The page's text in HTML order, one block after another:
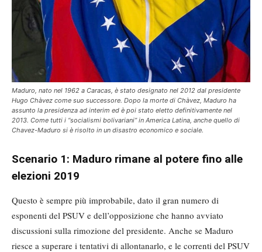
Maduro, nato nel 1962 a Caracas, è stato designato nel 2012 dal presidente
Hugo Chàvez come suo successore. Dopo la morte di Chàvez, Maduro ha
assunto la presidenza ad interim ed è poi stato eletto definitivamente nel
2013. Come tutti i “socialismi bolivariani” in America Latina, anche quello di
Chavez-Maduro si è risolto in un disastro economico e sociale.
Scenario 1: Maduro rimane al potere fino alle
elezioni 2019
Questo è sempre più improbabile, dato il gran numero di
esponenti del PSUV e dell’opposizione che hanno avviato
discussioni sulla rimozione del presidente. Anche se Maduro
riesce a superare i tentativi di allontanarlo, e le correnti del PSUV